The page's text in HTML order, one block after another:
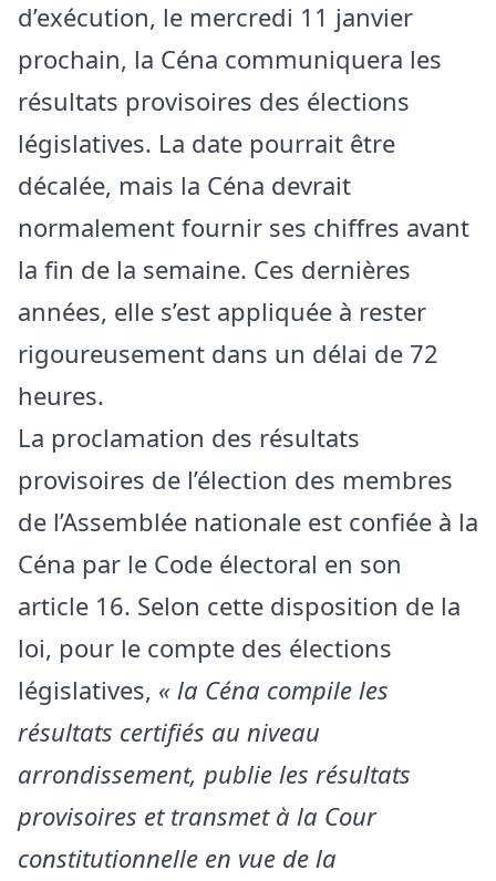
d’exécution, le mercredi 11 janvier
prochain, la Céna communiquera les
résultats provisoires des élections
législatives. La date pourrait être
décalée, mais la Céna devrait
normalement fournir ses chiffres avant
la fin de la semaine. Ces dernières
années, elle s’est appliquée à rester
rigoureusement dans un délai de 72
heures.
La proclamation des résultats
provisoires de l’élection des membres
de l’Assemblée nationale est confiée à la
Céna par le Code électoral en son
article 16. Selon cette disposition de la
loi, pour le compte des élections
législatives, « la Céna compile les
résultats certifiés au niveau
arrondissement, publie les résultats
provisoires et transmet à la Cour
constitutionnelle en vue de la